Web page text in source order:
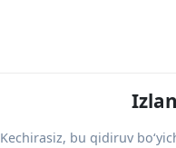
Kechirasiz, bu qidiruv